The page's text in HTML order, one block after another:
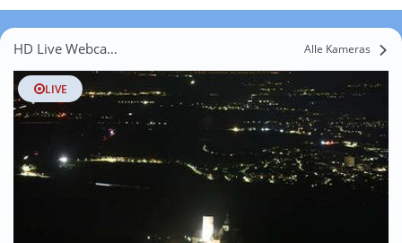
HD Live Webcams Pitten Alle Kameras
LIVE